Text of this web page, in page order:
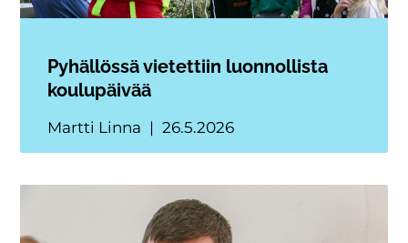
Pyhällössä vietettiin luonnollista
koulupäivää
Martti Linna 26.5.2026